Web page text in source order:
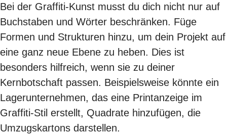
Bei der Graffiti-Kunst musst du dich nicht nur auf
Buchstaben und Wörter beschränken. Füge
Formen und Strukturen hinzu, um dein Projekt auf
eine ganz neue Ebene zu heben. Dies ist
besonders hilfreich, wenn sie zu deiner
Kernbotschaft passen. Beispielsweise könnte ein
Lagerunternehmen, das eine Printanzeige im
Graffiti-Stil erstellt, Quadrate hinzufügen, die
Umzugskartons darstellen.